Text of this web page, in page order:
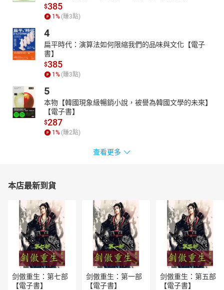
$385
1% (賺3點)
4
扁平時代：演算法如何限縮我們的品味與文化【電子
書】
$385
1% (賺3點)
5
本物【韓國現象級暢銷小說，被譽為韓國文學的未來】
【電子書】
$287
1% (賺2點)
查看更多
本店最新到貨
剑傲重生：第七部
【電子書】
剑傲重生：第一部
【電子書】
剑傲重生：第五部
【電子書】